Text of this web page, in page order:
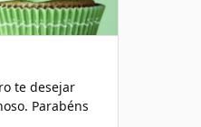
te desejar
Parabéns